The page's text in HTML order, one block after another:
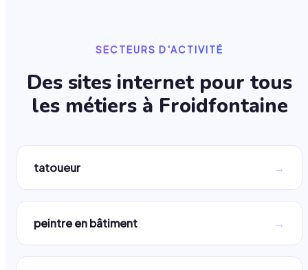
SECTEURS D'ACTIVITÉ
Des sites internet pour tous
les métiers à Froidfontaine
tatoueur →
peintre en bâtiment →